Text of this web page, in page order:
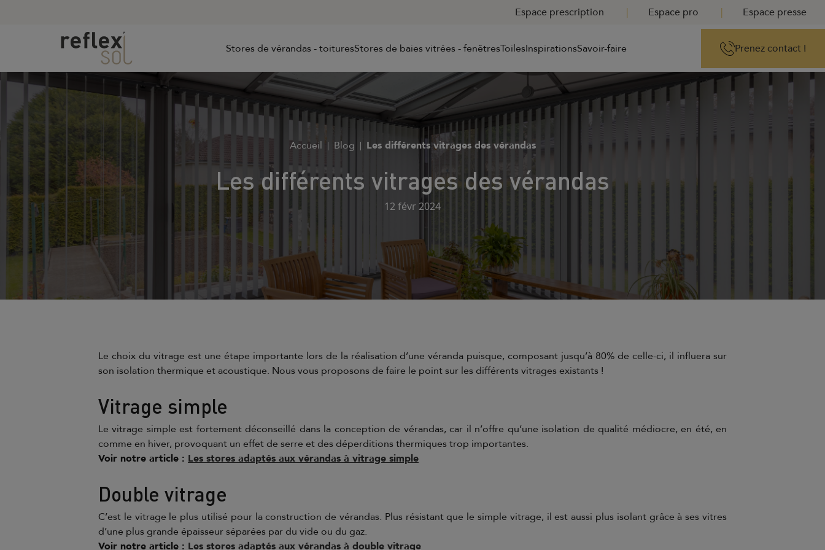
Espace prescription Espace pro Espace presse
Stores de vérandas - toituresStores de baies vitrées - fenêtresToilesInspirationsSavoir-faire Prenez contact !
Accueil Blog Les différents vitrages des vérandas
Les différents vitrages des vérandas
12 févr 2024
Le choix du vitrage est une étape importante lors de la réalisation d’une véranda puisque, composant jusqu’à 80% de celle-ci, il influera sur
son isolation thermique et acoustique. Nous vous proposons de faire le point sur les différents vitrages existants !
Vitrage simple
Le vitrage simple est fortement déconseillé dans la conception de vérandas, car il n’offre qu’une isolation de qualité médiocre, en été, en
comme en hiver, provoquant un effet de serre et des déperditions thermiques trop importantes.
Voir notre article : Les stores adaptés aux vérandas à vitrage simple
Double vitrage
C’est le vitrage le plus utilisé pour la construction de vérandas. Plus résistant que le simple vitrage, il est aussi plus isolant grâce à ses vitres
d’une plus grande épaisseur séparées par du vide ou du gaz.
Voir notre article : Les stores adaptés aux vérandas à double vitrage